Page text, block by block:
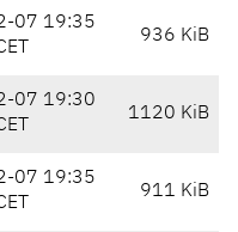
07 19:35
936 KiB
07 19:30
1120 KiB
07 19:35
911 KiB